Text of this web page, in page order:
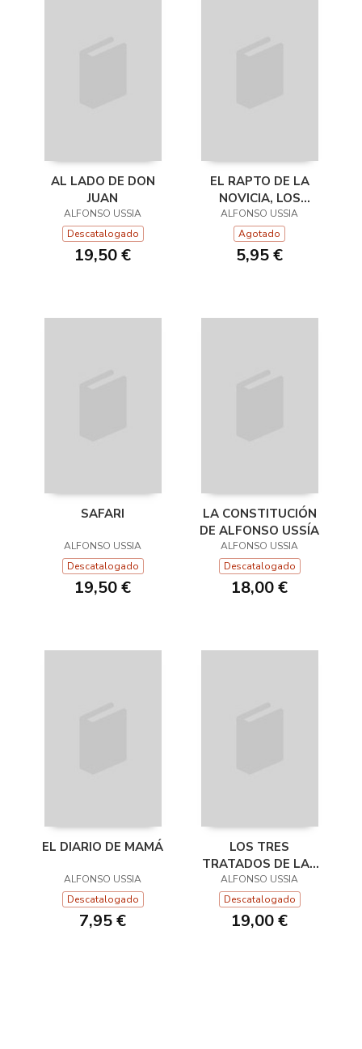
AL LADO DE DON
JUAN
ALFONSO USSIA
Descatalogado
19,50 €
EL RAPTO DE LA
NOVICIA, LOS
CAÑONES DE LOS
PUJOL Y MONSIEUR
PIPET DE LAGARDE
ALFONSO USSIA
Agotado
5,95 €
SAFARI
ALFONSO USSIA
Descatalogado
19,50 €
LA CONSTITUCIÓN
DE ALFONSO USSÍA
ALFONSO USSIA
Descatalogado
18,00 €
EL DIARIO DE MAMÁ
ALFONSO USSIA
Descatalogado
7,95 €
LOS TRES
TRATADOS DE LAS
BUENAS MANERAS
ALFONSO USSIA
Descatalogado
19,00 €